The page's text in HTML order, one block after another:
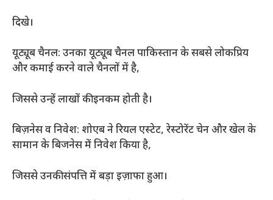
दिखे।
यूट्यूब चैनल: उनका यूट्यूब चैनल पाकिस्तान के सबसे लोकप्रिय
और कमाई करने वाले चैनलों में है,
जिससे उन्हें लाखों की इनकम होती है।
बिज़नेस व निवेश: शोएब ने रियल एस्टेट, रेस्टोरेंट चेन और खेल के
सामान के बिजनेस में निवेश किया है,
जिससे उनकी संपत्ति में बड़ा इज़ाफा हुआ।